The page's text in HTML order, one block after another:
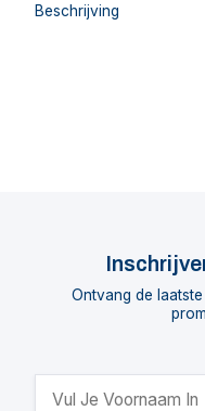
Beschrijving
Ontvang de